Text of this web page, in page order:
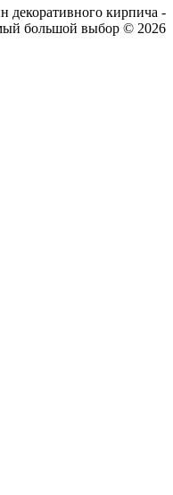
декоративного кирпича -
большой выбор © 2026